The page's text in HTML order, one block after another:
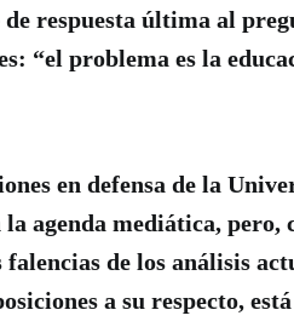
respuesta última al
“el problema es la
en defensa de la
agenda mediática, pero,
de los análisis
a su respecto,